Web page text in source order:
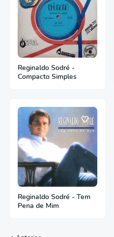
Reginaldo Sodré -
Compacto Simples
Reginaldo Sodré - Tem
Pena de Mim